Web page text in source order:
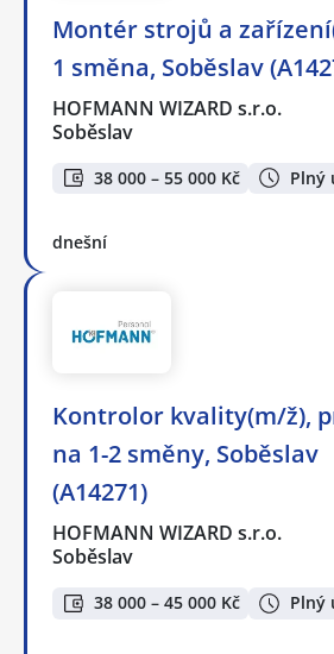
Montér strojů a
1 směna, Soběslav
HOFMANN WIZARD s.r.o.
Soběslav
38 000 – 55 000 Kč Plný
dnešní
Kontrolor kvality(m/ž),
na 1-2 směny, Soběslav
(A14271)
HOFMANN WIZARD s.r.o.
Soběslav
38 000 – 45 000 Kč Plný